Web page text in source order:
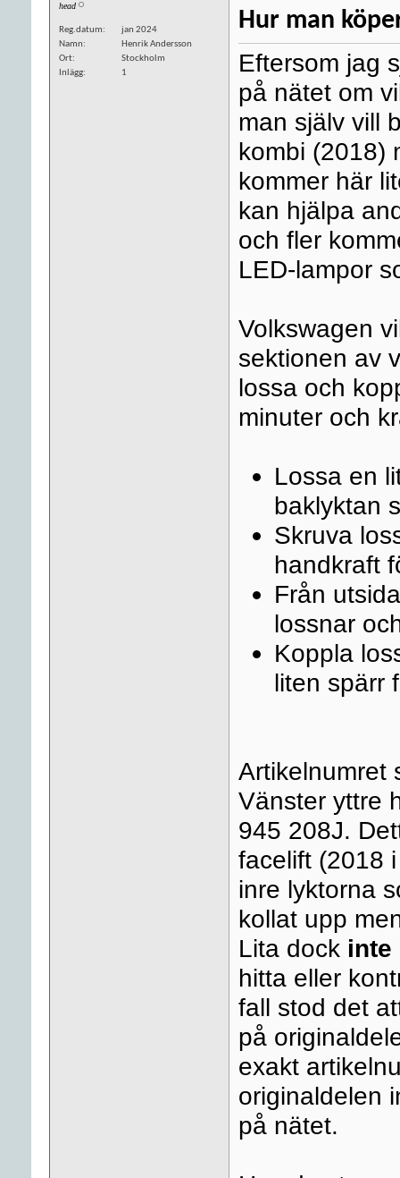
head
Reg.datum
jan 2024
Namn
Henrik Andersson
Ort
Stockholm
Inlägg
1
Hur man
Eftersom jag
på nätet om
man själv vill
kombi (2018)
kommer här
kan hjälpa
och fler
LED-lampor
Volkswagen
sektionen av
lossa och
minuter och
Lossa en
baklyktan
Skruva
handkraft
Från
lossnar
Koppla
liten spärr
Artikelnumret
Vänster yttre
945 208J.
facelift (2018
inre lyktorna
kollat upp
Lita dock inte
hitta eller
fall stod det
på
exakt
originaldelen
på nätet.